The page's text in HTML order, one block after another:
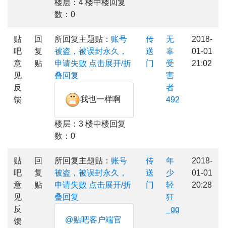
楼层：4 楼中楼回复
数：0
贴
吧
意
见
反
馈
回
复
贴
所回复主题贴： 账号
被盗，被误封永久，
申请失败 点击展开/折
叠回复
我也一样啊
楼层：3 楼中楼回复
数：0
传
送
门
无
辜
受
害
者
492
2018-
01-01
21:02
贴
吧
意
见
反
馈
回
复
贴
所回复主题贴： 账号
被盗，被误封永久，
申请失败 点击展开/折
叠回复
@贴吧客户端官
传
送
门
年
少
轻
狂
_gg
2018-
01-01
20:28